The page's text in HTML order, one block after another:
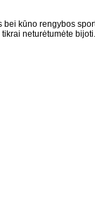
kūno rengybos
neturėtumėte